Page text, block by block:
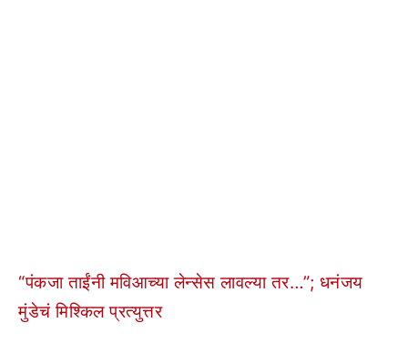
“पंकजा ताईंनी मविआच्या लेन्सेस लावल्या तर…”; धनंजय
मुंडेचं मिश्किल प्रत्युत्तर